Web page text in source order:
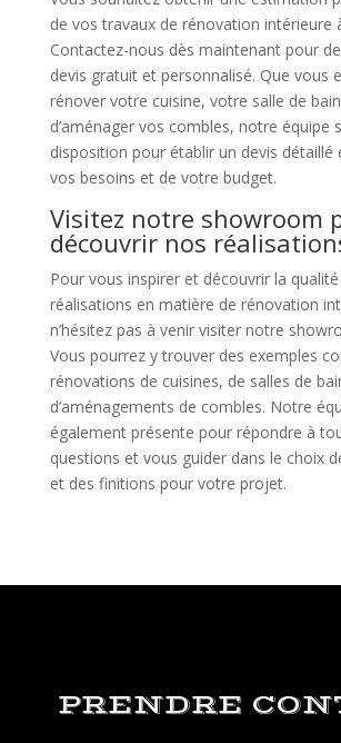
de vos travaux de rénovation intérieure
Contactez-nous dès maintenant pour
devis gratuit et personnalisé. Que vous
rénover votre cuisine, votre salle de
d’aménager vos combles, notre équipe
disposition pour établir un devis détaillé
vos besoins et de votre budget.
Visitez notre showroom
découvrir nos
Pour vous inspirer et découvrir la
réalisations en matière de rénovation
n’hésitez pas à venir visiter notre
Vous pourrez y trouver des exemples
rénovations de cuisines, de salles de
d’aménagements de combles. Notre
également présente pour répondre à
questions et vous guider dans le choix
et des finitions pour votre projet.
PRENDRE